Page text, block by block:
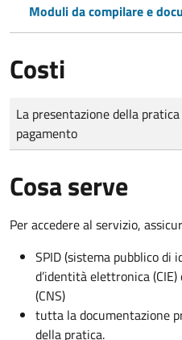
Moduli da compilare e
Costi
Tipo di pagamento
Importo
La presentazione della
pagamento
Cosa serve
Per accedere al servizio,
SPID (sistema pubblico di
d’identità elettronica
(CNS)
tutta la documentazione
della pratica.